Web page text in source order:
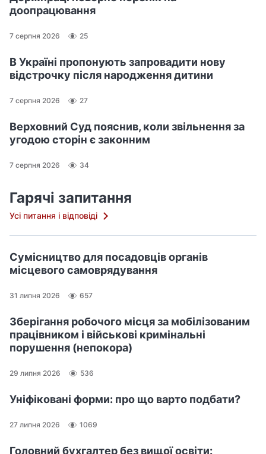
доопрацювання
7 серпня 2026 25
В Україні пропонують запровадити нову
відстрочку після народження дитини
7 серпня 2026 27
Верховний Суд пояснив, коли звільнення за
угодою сторін є законним
7 серпня 2026 34
Гарячі запитання
Усі питання і відповіді
Сумісництво для посадовців органів
місцевого самоврядування
31 липня 2026 657
Зберігання робочого місця за мобілізованим
працівником і військові кримінальні
порушення (непокора)
29 липня 2026 536
Уніфіковані форми: про що варто подбати?
27 липня 2026 1069
Головний бухгалтер без вищої освіти: